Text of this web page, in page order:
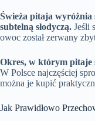
Świeża pitaja wyróżnia
subtelną słodyczą. Jeśli
owoc został zerwany
Okres, w którym pitaje
W Polsce najczęściej
można je kupić
Jak Prawidłowo